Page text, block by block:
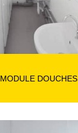
MODULE DOUCHES